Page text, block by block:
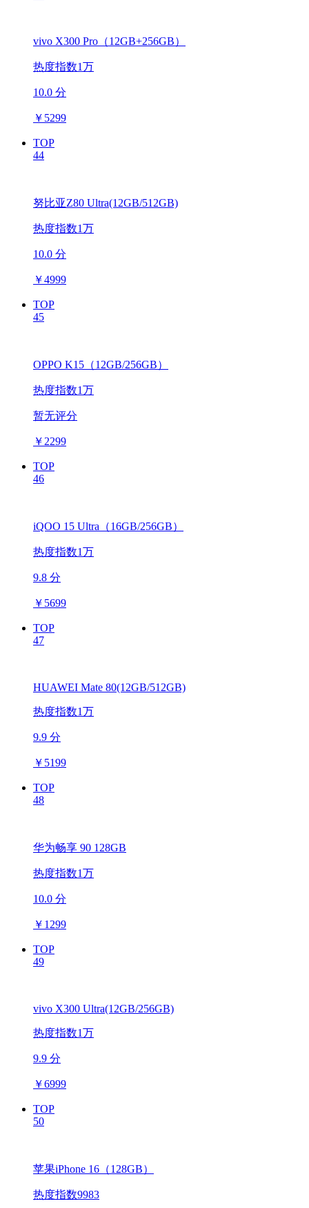
vivo X300 Pro（12GB+256GB）
热度指数1万
10.0 分
￥ 5299
TOP
44
努比亚Z80 Ultra(12GB/512GB)
热度指数1万
10.0 分
￥4999
TOP
45
OPPO K15（12GB/256GB）
热度指数1万
暂无评分
￥ 2299
TOP
46
iQOO 15 Ultra（16GB/256GB）
热度指数1万
9.8 分
￥ 5699
TOP
47
HUAWEI Mate 80(12GB/512GB)
热度指数1万
9.9 分
￥ 5199
TOP
48
华为畅享 90 128GB
热度指数1万
10.0 分
￥ 1299
TOP
49
vivo X300 Ultra(12GB/256GB)
热度指数1万
9.9 分
￥6999
TOP
50
苹果iPhone 16（128GB）
热度指数9983